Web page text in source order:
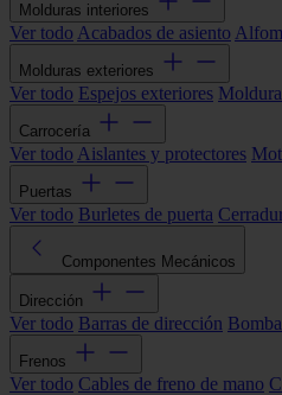
Molduras interiores
Ver todo Acabados de asiento
Molduras exteriores
Ver todo Espejos exteriores
Carrocería
Ver todo Aislantes y protectores
Puertas
Ver todo Burletes de puerta
Componentes Mecánicos
Dirección
Ver todo Barras de dirección
Frenos
Ver todo Cables de freno de mano